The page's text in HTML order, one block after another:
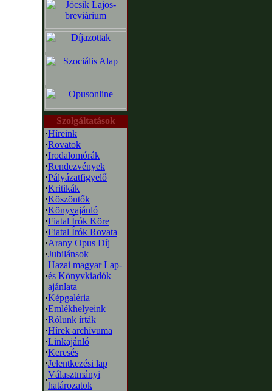
Szolgáltatások
·Híreink
·Rovatok
·Irodalomórák
·Rendezvények
·Pályázatfigyelő
·Kritikák
·Köszöntők
·Könyvajánló
·Fiatal Írók Köre
·Fiatal Írók Rovata
·Arany Opus Díj
·Jubilánsok
·
Hazai magyar Lap-
és Könyvkiadók
ajánlata
·Képgaléria
·Emlékhelyeink
·Rólunk írták
·Hírek archívuma
·Linkajánló
·Keresés
·Jelentkezési lap
·
Választmányi
határozatok